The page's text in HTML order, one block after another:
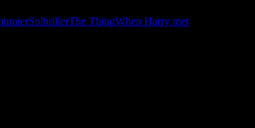
SolbrillerThe ThingWhen Harry met